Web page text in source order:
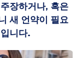
장하거나, 혹은
새 언약이 필요
니다.